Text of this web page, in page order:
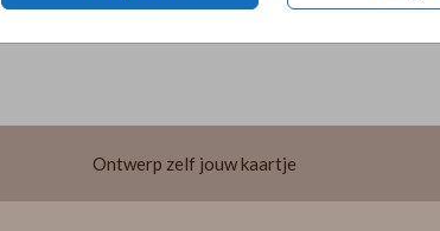
Ontwerp zelf jouw kaartje